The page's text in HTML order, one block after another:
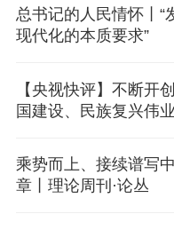
总书记的人民情怀丨
现代化的本质要求”
【央视快评】不断开
国建设、民族复兴伟
乘势而上、接续谱写
章丨理论周刊·论丛